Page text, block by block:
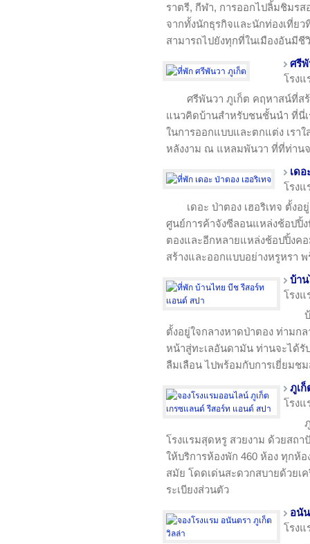
ราตรี, กีฬา, การออกไปลิ้มชิมร
จากทั้งนักธุรกิจและนักท่องเที่ย
สามารถไปยังทุกที่ในเมืองอันมีชี
ศรีพั
โรง
ศรีพันวา ภูเก็ต คฤหาสน์ที่ส
แนวคิดบ้านสำหรับชนชั้นนำ ที่นี่
ในการออกแบบและตกแต่ง เรา
หลังงาม ณ แหลมพันวา ที่ที่ท่าน
เดอ
โรง
เดอะ ป่าตอง เฮอริเทจ ตั้ง
ศูนย์การค้าจังซีลอนแหล่งช้อปปิ้
ตองและอีกหลายแหล่งช้อปปิ้งค
สร้างและออกแบบอย่างหรูหรา
บ้า
โรง
ตั้งอยู่ใจกลางหาดป่าตอง ท่ามก
หน้าสู่ทะเลอันดามัน ท่านจะได้
ลืมเลือน ไปพร้อมกับการเยี่ยมช
ภูเ
โรง
โรงแรมสุดหรู สวยงาม ด้วยสถา
ให้บริการห้องพัก 460 ห้อง ทุกห้
สมัย โดดเด่นสะดวกสบายด้วยเ
ระเบียงส่วนตัว
อนั
โรง